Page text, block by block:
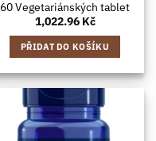
60 Vegetariánských tablet
1,022.96 Kč
PŘIDAT DO KOŠÍKU